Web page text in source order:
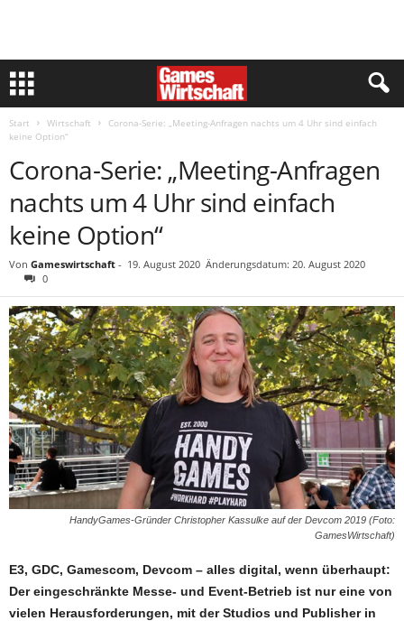
Start Wirtschaft
Corona-Serie: „Meeting-Anfragen nachts um 4 Uhr sind einfach
keine Option“
Corona-Serie: „Meeting-Anfragen
nachts um 4 Uhr sind einfach
keine Option“
Von Gameswirtschaft - 19. August 2020 Änderungsdatum: 20. August 2020
0
HandyGames-Gründer Christopher Kassulke auf der Devcom 2019 (Foto:
GamesWirtschaft)
E3, GDC, Gamescom, Devcom – alles digital, wenn überhaupt:
Der eingeschränkte Messe- und Event-Betrieb ist nur eine von
vielen Herausforderungen, mit der Studios und Publisher in